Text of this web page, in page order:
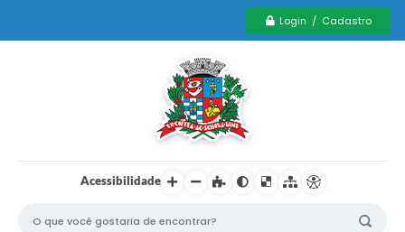
Login / Cadastro
Acessibilidade